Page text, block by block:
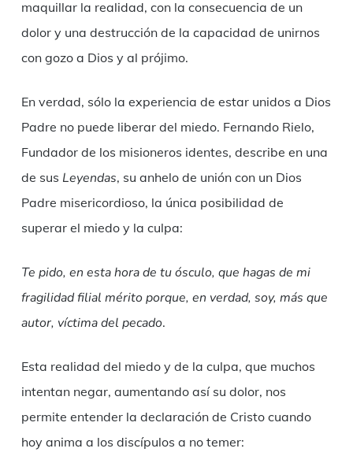
maquillar la realidad, con la consecuencia de un
dolor y una destrucción de la capacidad de unirnos
con gozo a Dios y al prójimo.
En verdad, sólo la experiencia de estar unidos a Dios
Padre no puede liberar del miedo. Fernando Rielo,
Fundador de los misioneros identes, describe en una
de sus Leyendas, su anhelo de unión con un Dios
Padre misericordioso, la única posibilidad de
superar el miedo y la culpa:
Te pido, en esta hora de tu ósculo, que hagas de mi
fragilidad filial mérito porque, en verdad, soy, más que
autor, víctima del pecado.
Esta realidad del miedo y de la culpa, que muchos
intentan negar, aumentando así su dolor, nos
permite entender la declaración de Cristo cuando
hoy anima a los discípulos a no temer: